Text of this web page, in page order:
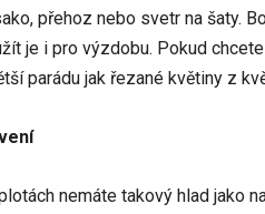
přehoz nebo svetr na šaty.
je i pro výzdobu. Pokud
parádu jak řezané květiny z
nemáte takový hlad jako